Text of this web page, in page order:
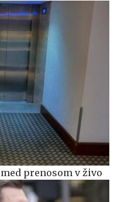
prenosom v živo